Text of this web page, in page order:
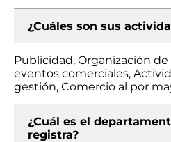
¿Cuáles son sus
Publicidad, Organización
eventos comerciales,
gestión, Comercio al por
¿Cuál es el
registra?